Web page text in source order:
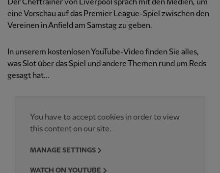
Der Cheftrainer von Liverpool sprach mit den Medien, um
eine Vorschau auf das Premier League-Spiel zwischen den
Vereinen in Anfield am Samstag zu geben.
In unserem kostenlosen YouTube-Video finden Sie alles,
was Slot über das Spiel und andere Themen rund um Reds
gesagt hat...
You have to accept cookies in order to view
this content on our site.
MANAGE SETTINGS
WATCH ON YOUTUBE